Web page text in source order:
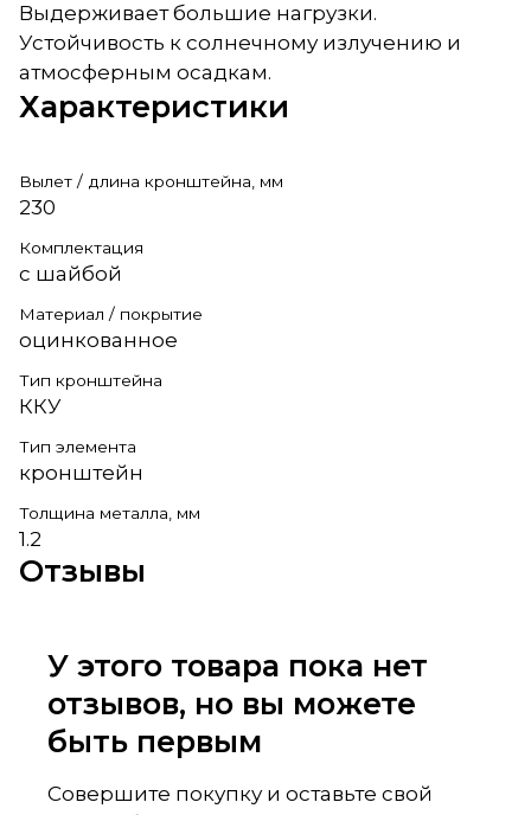
Выдерживает большие нагрузки.
Устойчивость к солнечному излучению и
атмосферным осадкам.
Характеристики
Вылет / длина кронштейна, мм
230
Комплектация
с шайбой
Материал / покрытие
оцинкованное
Тип кронштейна
ККУ
Тип элемента
кронштейн
Толщина металла, мм
1.2
Отзывы
У этого товара пока нет
отзывов, но вы можете
быть первым
Совершите покупку и оставьте свой